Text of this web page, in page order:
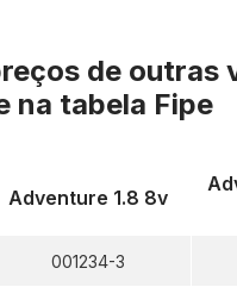
de outras
na tabela Fipe
Adventure 1.8 8v
001234-3